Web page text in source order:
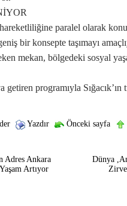
hareketliliğine paralel olarak
bir konsepte taşımayı
mekan, bölgedeki sosyal
programıyla
Yazdır Önceki sayfa
Adres Ankara
Artıyor
Dünya